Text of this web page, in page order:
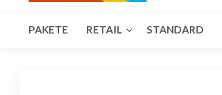
Handel
Preiswert
PAKETE RETAIL STANDARD